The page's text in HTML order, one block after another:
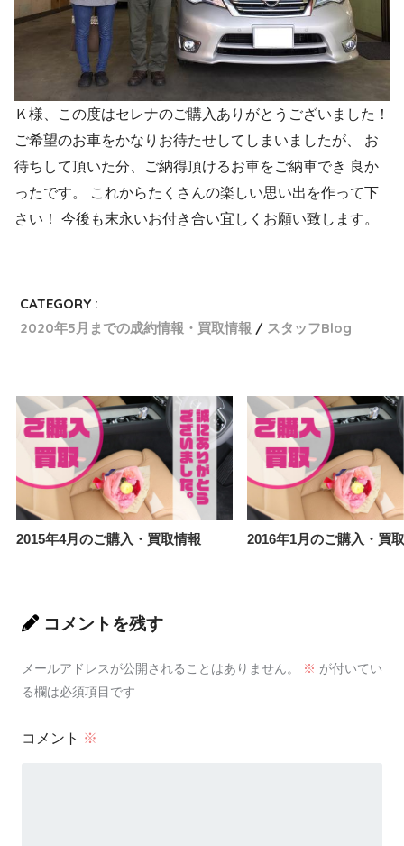
Ｋ様、この度はセレナのご購入ありがとうございました！
ご希望のお車をかなりお待たせしてしまいましたが、 お
待ちして頂いた分、ご納得頂けるお車をご納車でき 良か
ったです。 これからたくさんの楽しい思い出を作って下
さい！ 今後も末永いお付き合い宜しくお願い致します。
CATEGORY :
2020年5月までの成約情報・買取情報
スタッフBlog
2015年4月のご購入・買取情報 2016年1月のご購入・買
コメントを残す
メールアドレスが公開されることはありません。 ※ が付いてい
る欄は必須項目です
コメント ※